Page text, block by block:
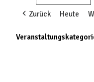
Zurück Heute